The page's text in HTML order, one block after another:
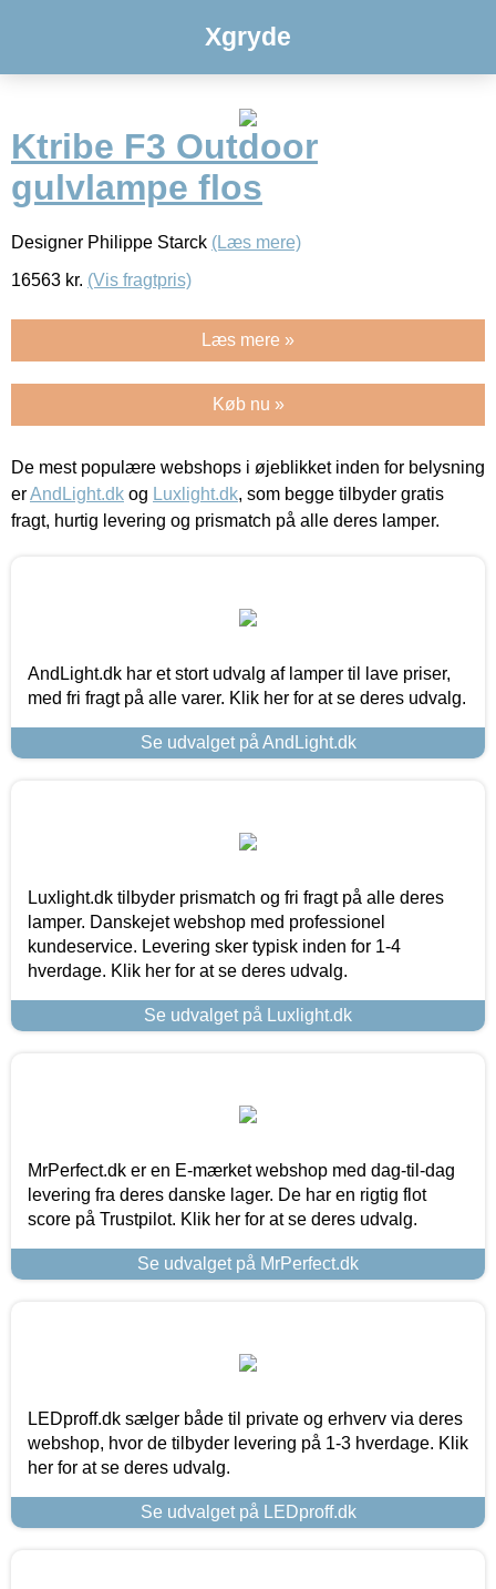
Xgryde
Ktribe F3 Outdoor
gulvlampe flos
Designer Philippe Starck (Læs mere)
16563 kr. (Vis fragtpris)
Læs mere »
Køb nu »
De mest populære webshops i øjeblikket inden for belysning
erAndLight.dk og Luxlight.dk, som begge tilbyder gratis
fragt, hurtig levering og prismatch på alle deres lamper.
AndLight.dk har et stort udvalg af lamper til lave priser,
med fri fragt på alle varer. Klik her for at se deres udvalg.
Se udvalget på AndLight.dk
Luxlight.dk tilbyder prismatch og fri fragt på alle deres
lamper. Danskejet webshop med professionel
kundeservice. Levering sker typisk inden for 1-4
hverdage. Klik her for at se deres udvalg.
Se udvalget på Luxlight.dk
MrPerfect.dk er en E-mærket webshop med dag-til-dag
levering fra deres danske lager. De har en rigtig flot
score på Trustpilot. Klik her for at se deres udvalg.
Se udvalget på MrPerfect.dk
LEDproff.dk sælger både til private og erhverv via deres
webshop, hvor de tilbyder levering på 1-3 hverdage. Klik
her for at se deres udvalg.
Se udvalget på LEDproff.dk